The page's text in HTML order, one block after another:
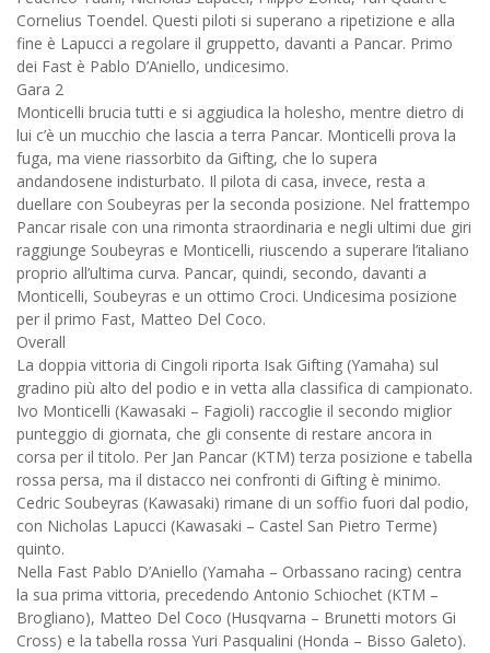
Cornelius Toendel. Questi piloti si superano a ripetizione e alla
fine è Lapucci a regolare il gruppetto, davanti a Pancar. Primo
dei Fast è Pablo D’Aniello, undicesimo.
Gara 2
Monticelli brucia tutti e si aggiudica la holesho, mentre dietro di
lui c’è un mucchio che lascia a terra Pancar. Monticelli prova la
fuga, ma viene riassorbito da Gifting, che lo supera
andandosene indisturbato. Il pilota di casa, invece, resta a
duellare con Soubeyras per la seconda posizione. Nel frattempo
Pancar risale con una rimonta straordinaria e negli ultimi due giri
raggiunge Soubeyras e Monticelli, riuscendo a superare l’italiano
proprio all’ultima curva. Pancar, quindi, secondo, davanti a
Monticelli, Soubeyras e un ottimo Croci. Undicesima posizione
per il primo Fast, Matteo Del Coco.
Overall
La doppia vittoria di Cingoli riporta Isak Gifting (Yamaha) sul
gradino più alto del podio e in vetta alla classifica di campionato.
Ivo Monticelli (Kawasaki – Fagioli) raccoglie il secondo miglior
punteggio di giornata, che gli consente di restare ancora in
corsa per il titolo. Per Jan Pancar (KTM) terza posizione e tabella
rossa persa, ma il distacco nei confronti di Gifting è minimo.
Cedric Soubeyras (Kawasaki) rimane di un soffio fuori dal podio,
con Nicholas Lapucci (Kawasaki – Castel San Pietro Terme)
quinto.
Nella Fast Pablo D’Aniello (Yamaha – Orbassano racing) centra
la sua prima vittoria, precedendo Antonio Schiochet (KTM –
Brogliano), Matteo Del Coco (Husqvarna – Brunetti motors Gi
Cross) e la tabella rossa Yuri Pasqualini (Honda – Bisso Galeto).